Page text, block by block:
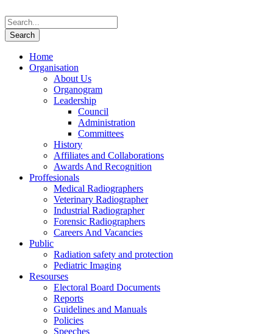
Home
Organisation
About Us
Organogram
Leadership
Council
Administration
Committees
History
Affiliates and Collaborations
Awards And Recognition
Proffesionals
Medical Radiographers
Veterinary Radiographer
Industrial Radiographer
Forensic Radiographers
Careers And Vacancies
Public
Radiation safety and protection
Pediatric Imaging
Resourses
Electoral Board Documents
Reports
Guidelines and Manuals
Policies
Speeches